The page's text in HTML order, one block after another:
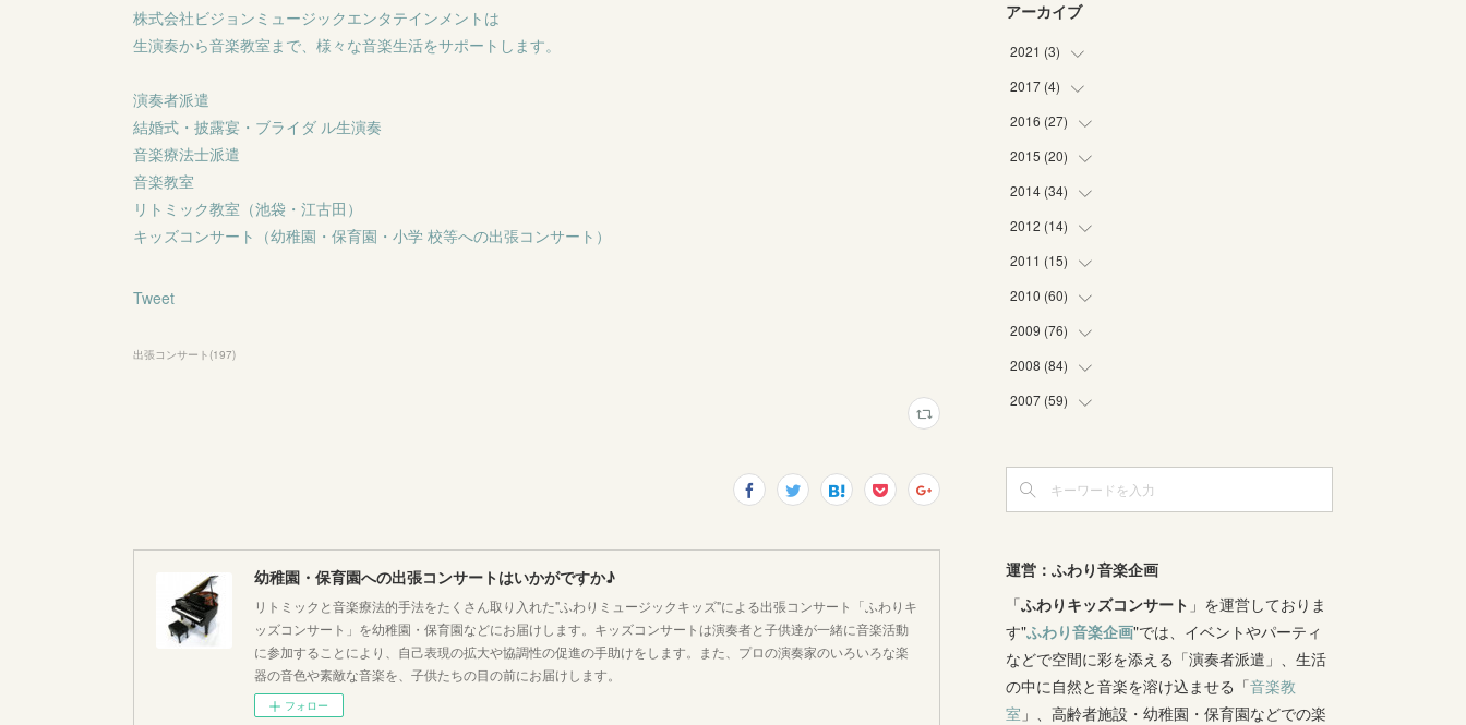
株式会社ビジョンミュージックエンタテインメントは
生演奏から音楽教室まで、様々な音楽生活をサポートします。
演奏者派遣
結婚式・披露宴・ブライダ ル生演奏
音楽療法士派遣
音楽教室
リトミック教室（池袋・江古田）
キッズコンサート（幼稚園・保育園・小学 校等への出張コンサート）
Tweet
出張コンサート (197)
幼稚園・保育園への出張コンサートはいかがですか♪
リトミックと音楽療法的手法をたくさん取り入れた"ふわりミュージックキッズ"による出張コンサート「ふわりキ
ッズコンサート」を幼稚園・保育園などにお届けします。キッズコンサートは演奏者と子供達が一緒に音楽活動
に参加することにより、自己表現の拡大や協調性の促進の手助けをします。また、プロの演奏家のいろいろな楽
器の音色や素敵な音楽を、子供たちの目の前にお届けします。
フォロー
アーカイブ
2021 (3)
(
)
(2
2017 (4)
(2
(2
2016 (27)
(6
(6
(2
(1
(2
(1
(4
(2
2015 (20)
(5
(2
(1
(1
(1
(2
(1
2014 (34)
(4
(6
(2
(1
(3
(3
(6)
( 1)
2012 (14)
(1
(2
(5
(6
2011 (15)
(3
(3
(1
(3
(2)
2010 (60)
(2
(2
(1
(8)
(
( 9)
(1 )
(6)
(5)
2009 (76)
(2
(9
(4)
(
(8)
(8 )
(3)
(7)
( )
2008 (84)
(16
)
(12)
(
(5)
(8)
(6)
(4)
(5)
2007 (59)
(3)
(
(4)
(5)
(7)
(9)
(14)
運営：ふわり音楽企画
「ふわりキッズコンサート 」を運営しておりま
す"ふわり音楽企画"では、イベントやパーティ
などで空間に彩を添える「演奏者派遣」、生活
の中に自然と音楽を溶け込ませる「音楽教
室 」、高齢者施設・幼稚園・保育園などでの楽